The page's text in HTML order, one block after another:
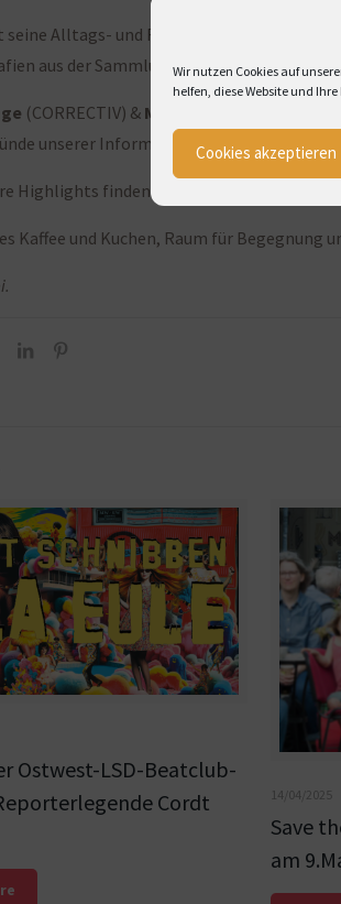
Wir nutzen Cookies auf
helfen, diese Website und
Cookies akzeptieren
seine Alltags- und Familiensatiren über
aus der Sammlung „Volltrottel der
(CORRECTIV) &Matthias Bau
unserer Informationsgesellschaft und
Highlights finden Sie in unserem
Kaffee und Kuchen, Raum für Begegnung
Ostwest-LSD-Beatclub-
Cordt
14/04/2025
Save
am